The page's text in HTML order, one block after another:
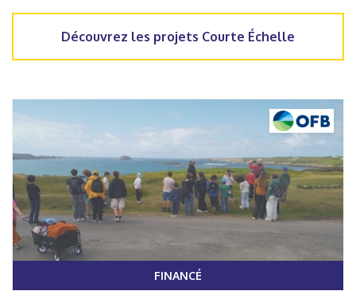
Découvrez les projets Courte Échelle
FINANCÉ